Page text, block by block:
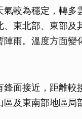
較為穩定，轉
東北部、東部
陣雨。溫度方面
鋒面接近，距離
及東南部地區局